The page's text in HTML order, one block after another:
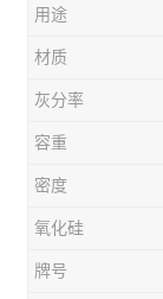
用途
材质
灰分率
容重
密度
氧化硅
牌号